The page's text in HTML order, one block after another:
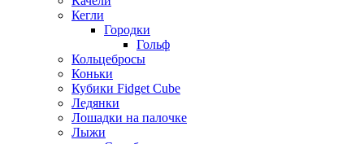
Кегли
Городки
Гольф
Кольцебросы
Коньки
Кубики Fidget Cube
Ледянки
Лошадки на палочке
Лыжи